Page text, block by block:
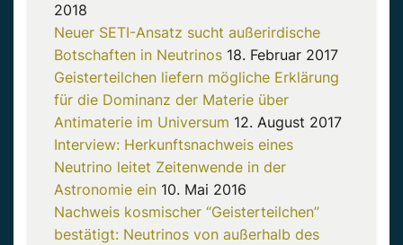
2018
Neuer SETI-Ansatz sucht außerirdische
Botschaften in Neutrinos 18. Februar 2017
Geisterteilchen liefern mögliche Erklärung
für die Dominanz der Materie über
Antimaterie im Universum 12. August 2017
Interview: Herkunftsnachweis eines
Neutrino leitet Zeitenwende in der
Astronomie ein 10. Mai 2016
Nachweis kosmischer “Geisterteilchen”
bestätigt: Neutrinos von außerhalb des